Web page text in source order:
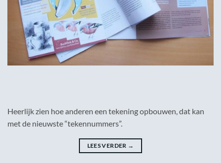
Heerlijk zien hoe anderen een tekening opbouwen, dat kan
met de nieuwste “tekennummers”.
LEES VERDER →